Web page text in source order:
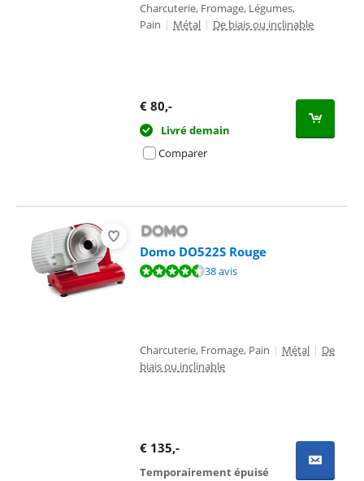
Charcuterie, Fromage, Légumes,
Pain | Métal | De biais ou inclinable
€ 80,-
Livré demain
Comparer
Domo DO522S Rouge
La note est de 9,1 sur 10, basée sur 38 avis.38 avis
Charcuterie, Fromage, Pain | Métal | De
biais ou inclinable
€ 135,-
Temporairement épuisé